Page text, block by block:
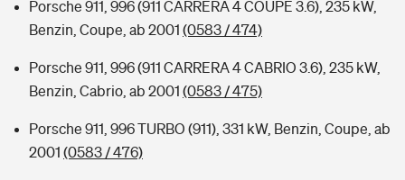
Porsche 911, 996 (911 CARRERA 4 COUPE 3.6), 235 kW,
Benzin, Coupe, ab 2001 (0583 / 474)
Porsche 911, 996 (911 CARRERA 4 CABRIO 3.6), 235 kW,
Benzin, Cabrio, ab 2001 (0583 / 475)
Porsche 911, 996 TURBO (911), 331 kW, Benzin, Coupe, ab
2001 (0583 / 476)